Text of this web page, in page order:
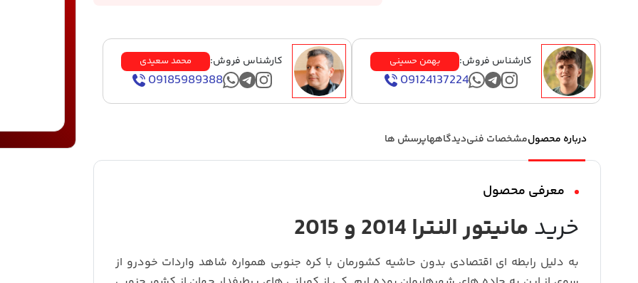
کارشناس فروش: بهمن حسینی
09124137224
کارشناس فروش: محمد سعیدی
09185989388
درباره محصولمشخصات فنیدیدگاههاپرسش ها
معرفی محصول
خرید مانیتور النترا 2014 و 2015
به دلیل رابطه ای اقتصادی بدون حاشیه کشورمان با کره جنوبی همواره شاهد واردات خودرو از